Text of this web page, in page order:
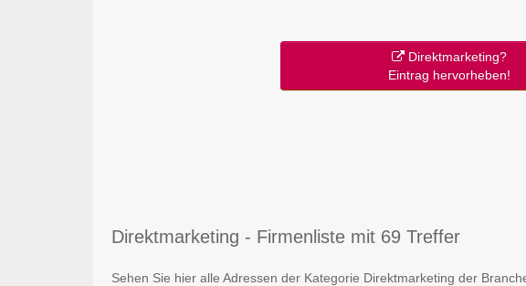
Direktmarketing?
Eintrag hervorheben!
Direktmarketing - Firmenliste mit 69 Treffer
Sehen Sie hier alle Adressen der Kategorie Direktmarketing der